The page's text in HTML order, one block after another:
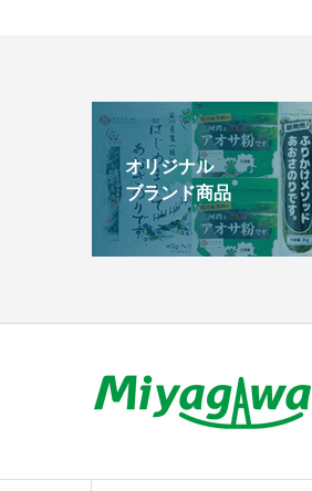
オリジナル
ブランド商品